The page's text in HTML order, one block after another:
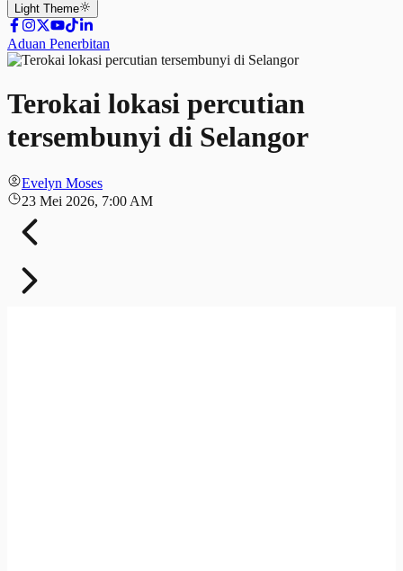
Light Theme
Aduan Penerbitan
Terokai lokasi percutian
tersembunyi di Selangor
Evelyn Moses
23 Mei 2026, 7:00 AM